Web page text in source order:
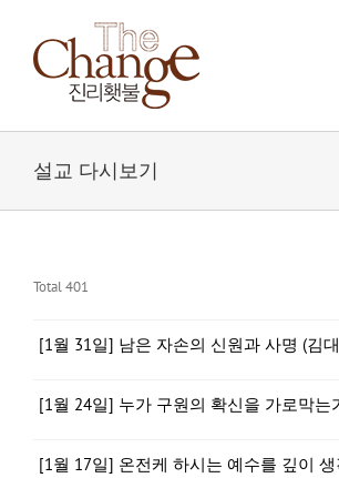
content
설교 다시보기
Total 401
[1월 31일] 남은 자손의 신원과 사명 (김
[1월 24일] 누가 구원의 확신을 가로막는
[1월 17일] 온전케 하시는 예수를 깊이